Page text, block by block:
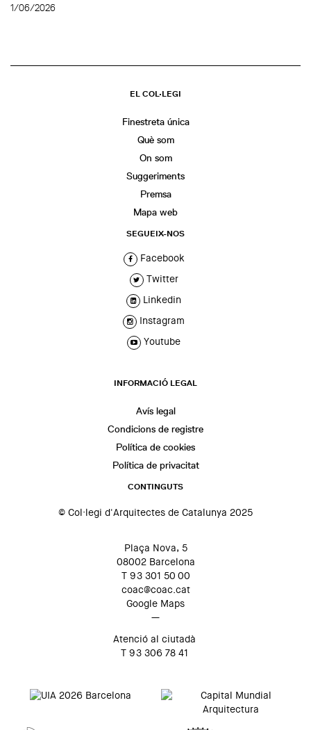
1/06/2026
EL COL·LEGI
Finestreta única
Què som
On som
Suggeriments
Premsa
Mapa web
SEGUEIX-NOS
Facebook
Twitter
Linkedin
Instagram
Youtube
INFORMACIÓ LEGAL
Avís legal
Condicions de registre
Política de cookies
Política de privacitat
CONTINGUTS
© Col·legi d'Arquitectes de Catalunya 2025
Plaça Nova, 5
08002 Barcelona
T 93 301 50 00
coac@coac.cat
Google Maps
—
Atenció al ciutadà
T 93 306 78 41